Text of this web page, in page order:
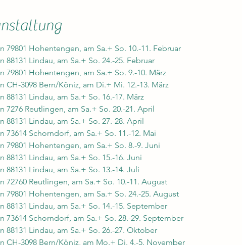
79801 Hohentengen, am Sa.+ So. 10.-11. Februar
88131 Lindau, am Sa.+ So. 24.-25. Februar
79801 Hohentengen, am Sa.+ So. 9.-10. März
CH-3098 Bern/Köniz, am Di.+ Mi. 12.-13. März
88131 Lindau, am Sa.+ So. 16.-17. März
7276 Reutlingen, am Sa.+ So. 20.-21. April
88131 Lindau, am Sa.+ So. 27.-28. April
73614 Schorndorf, am Sa.+ So. 11.-12. Mai
79801 Hohentengen, am Sa.+ So. 8.-9. Juni
88131 Lindau, am Sa.+ So. 15.-16. Juni
88131 Lindau, am Sa.+ So. 13.-14. Juli
72760 Reutlingen, am Sa.+ So. 10.-11. August
79801 Hohentengen, am Sa.+ So. 24.-25. August
88131 Lindau, am Sa.+ So. 14.-15. September
73614 Schorndorf, am Sa.+ So. 28.-29. September
88131 Lindau, am Sa.+ So. 26.-27. Oktober
CH-3098 Bern/Köniz, am Mo.+ Di. 4.-5. November